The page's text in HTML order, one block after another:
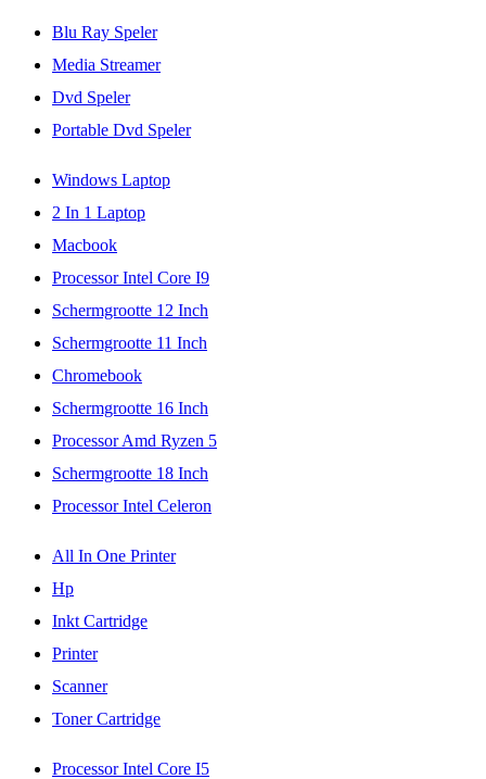
Blu Ray Speler
Media Streamer
Dvd Speler
Portable Dvd Speler
Windows Laptop
2 In 1 Laptop
Macbook
Processor Intel Core I9
Schermgrootte 12 Inch
Schermgrootte 11 Inch
Chromebook
Schermgrootte 16 Inch
Processor Amd Ryzen 5
Schermgrootte 18 Inch
Processor Intel Celeron
All In One Printer
Hp
Inkt Cartridge
Printer
Scanner
Toner Cartridge
Processor Intel Core I5